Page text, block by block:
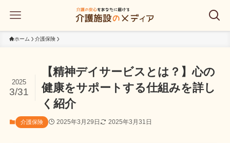
ホーム 介護保険
【精神デイサービスとは？】心の
健康をサポートする仕組みを詳し
く紹介
2025
3/31
介護保険 2025年3月29日 2025年3月31日